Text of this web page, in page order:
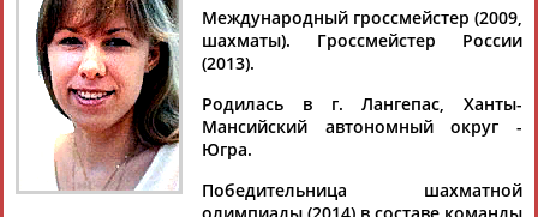
Ольга
ГИРЯ
Шахматы
Международный гроссмейстер (2009,
шахматы). Гроссмейстер России
(2013).
Родилась в г. Лангепас, Ханты-
Мансийский автономный округ -
Югра.
Победительница шахматной